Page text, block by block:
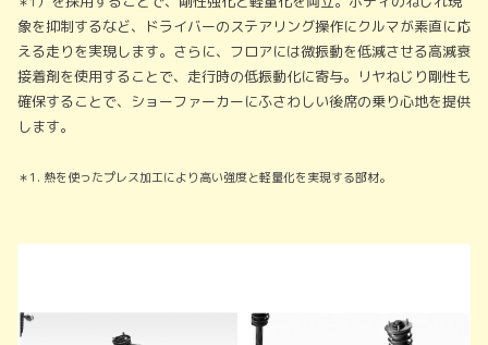
象を抑制するなど、ドライバーのステアリング操作にクルマが素直に応
える走りを実現します。さらに、フロアには微振動を低減させる高減衰
接着剤を使用することで、走行時の低振動化に寄与。リヤねじり剛性も
確保することで、ショーファーカーにふさわしい後席の乗り心地を提供
します。
＊1. 熱を使ったプレス加工により高い強度と軽量化を実現する部材。